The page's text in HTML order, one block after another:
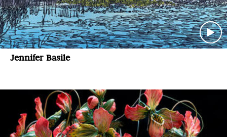
Jennifer Basile